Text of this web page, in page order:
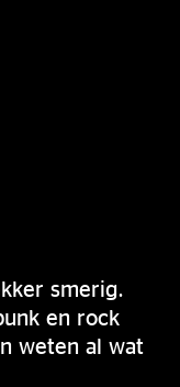
smerig.
en rock
weten al wat